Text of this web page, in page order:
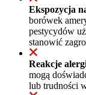
Ekspozycja
borówek
pestycydów
stanowić
Reakcje
mogą
lub trudności